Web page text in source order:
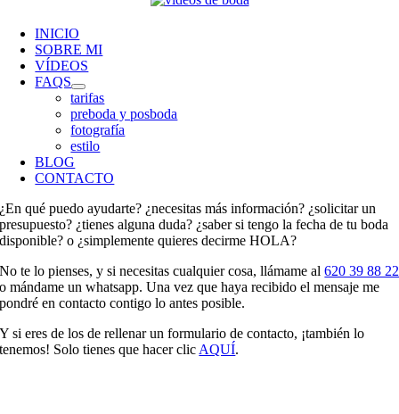
INICIO
SOBRE MI
VÍDEOS
FAQS
tarifas
preboda y posboda
fotografía
estilo
BLOG
CONTACTO
¿En qué puedo ayudarte? ¿necesitas más información? ¿solicitar un
presupuesto? ¿tienes alguna duda? ¿saber si tengo la fecha de tu boda
disponible? o ¿simplemente quieres decirme HOLA?
No te lo pienses, y si necesitas cualquier cosa, llámame al620 39 88 22
o mándame un whatsapp. Una vez que haya recibido el mensaje me
pondré en contacto contigo lo antes posible.
Y si eres de los de rellenar un formulario de contacto, ¡también lo
tenemos! Solo tienes que hacer clicAQUÍ.